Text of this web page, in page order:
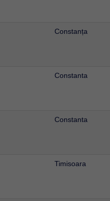
Constanța
Constanta
Constanta
Timisoara